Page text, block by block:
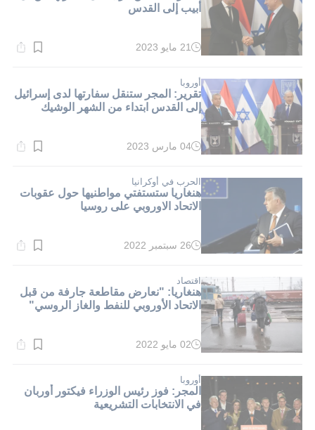
أبيب إلى القدس
وقت
دقيقة.
21 مايو 2023
أوروبا
تقرير: المجر ستنقل سفارتها لدى إسرائيل
إلى القدس ابتداء من الشهر الوشيك
وقت
دقيقة.
04 مارس 2023
الحرب في أوكرانيا
هنغاريا ستستفتي مواطنيها حول عقوبات
الاتحاد الاوروبي على روسيا
وقت
دقيقة.
26 سبتمبر 2022
اقتصاد
هنغاريا: "نعارض مقاطعة جارفة من قبل
الاتحاد الأوروبي للنفط والغاز الروسي"
وقت
دقيقة.
02 مايو 2022
أوروبا
المجر: فوز رئيس الوزراء فيكتور أوربان
في الانتخابات التشريعية